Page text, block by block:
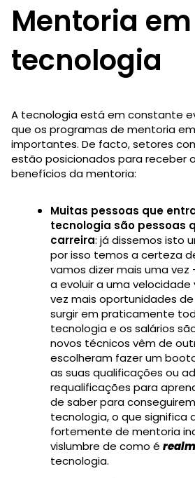
Mentoria em
tecnologia
A tecnologia está em constante
que os programas de mentoria
importantes. De facto, setores
estão posicionados para receber
benefícios da mentoria:
Muitas pessoas que
tecnologia são pessoas
carreira: já dissemos isto
por isso temos a certeza
vamos dizer mais uma
a evoluir a uma
vez mais oportunidades
surgir em praticamente
tecnologia e os salários
novos técnicos vêm de
escolheram fazer um
as suas qualificações ou
requalificações para
de saber para
tecnologia, o que significa
fortemente de mentoria
vislumbre de como é
tecnologia.